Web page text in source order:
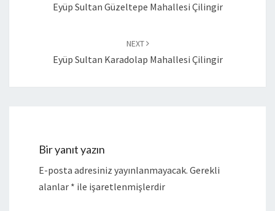
Eyüp Sultan Güzeltepe Mahallesi Çilingir
NEXT
Eyüp Sultan Karadolap Mahallesi Çilingir
Bir yanıt yazın
E-posta adresiniz yayınlanmayacak. Gerekli
alanlar * ile işaretlenmişlerdir